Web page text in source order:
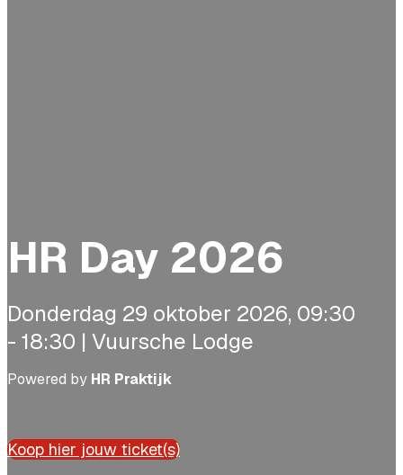
HR Day 2026
Donderdag 29 oktober 2026, 09:30
- 18:30 | Vuursche Lodge
Powered by HR Praktijk
Koop hier jouw ticket(s)